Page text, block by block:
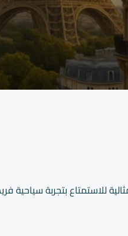
للاستمتاع بتجربة